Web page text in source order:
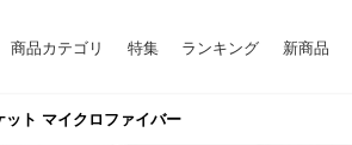
商品カテゴリ 特集 ランキング 新商品
ト マイクロファイバー